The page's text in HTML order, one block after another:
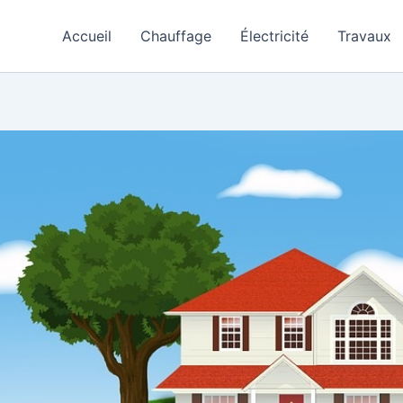
Accueil Chauffage Électricité Travaux